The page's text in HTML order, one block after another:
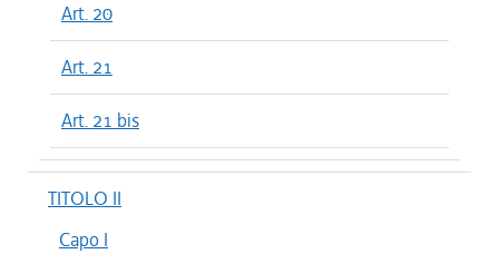
Art. 20
Art. 21
Art. 21 bis
TITOLO II
Capo I